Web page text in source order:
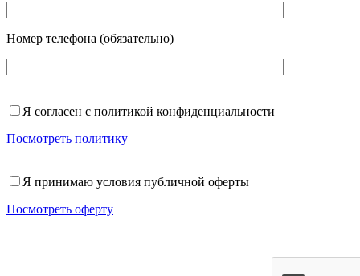
Номер телефона (обязательно)
Я согласен с политикой конфиденциальности
Посмотреть политику
Я принимаю условия публичной оферты
Посмотреть оферту